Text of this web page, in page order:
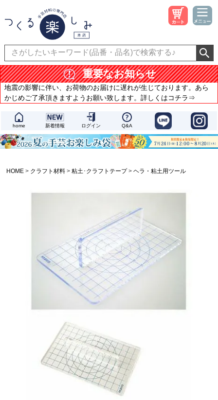
重要なお知らせ
地震の影響に伴い、お荷物のお届けに遅れが生じております。あら
かじめご了承頂きますようお願い致します。詳しくはコチラ⇒
home 新着情報 ログイン Q&A
HOME クラフト材料 粘土･クラフトテープ ヘラ・粘土用ツール